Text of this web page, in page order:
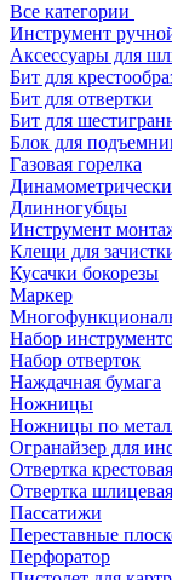
Все категории
Инструмент
Аксессуары для
Бит для
Бит для отвертки
Бит для
Блок для
Газовая горелка
Длинногубцы
Инструмент
Клещи для
Кусачки бокорезы
Маркер
Набор
Набор отверток
Наждачная бумага
Ножницы
Ножницы по
Огранайзер для
Отвертка крестовая
Отвертка шлицевая
Пассатижи
Переставные
Перфоратор